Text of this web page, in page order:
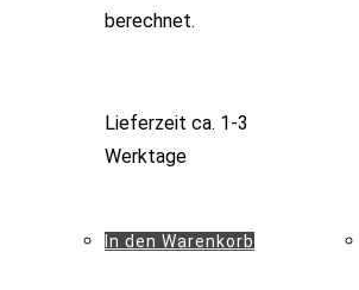
berechnet.
Lieferzeit ca. 1-3
Werktage
In den Warenkorb